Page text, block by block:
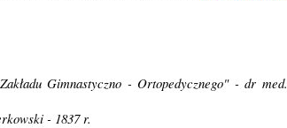
Gimnastyczno - Ortopedycznego" - dr med.
- 1837 r.